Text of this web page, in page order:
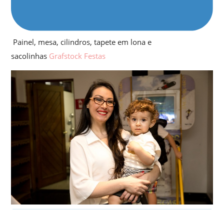
Painel, mesa, cilindros, tapete em lona e
sacolinhas Grafstock Festas